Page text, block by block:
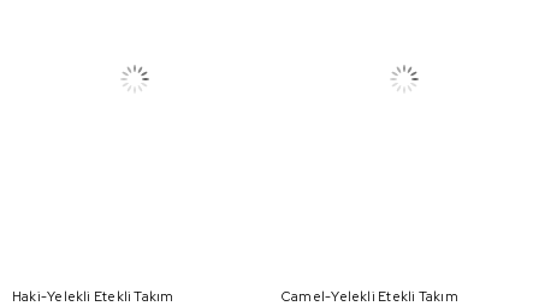
Haki-Yelekli Etekli Takım
Camel-Yelekli Etekli Takım